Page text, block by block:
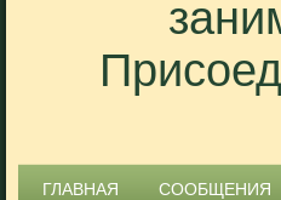
ГЛАВНАЯ СООБЩЕНИЯ